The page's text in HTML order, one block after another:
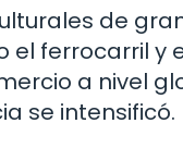
de
el ferrocarril y
a nivel
se intensificó.